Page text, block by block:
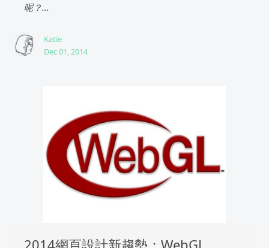
呢？...
Katie
Dec 01, 2014